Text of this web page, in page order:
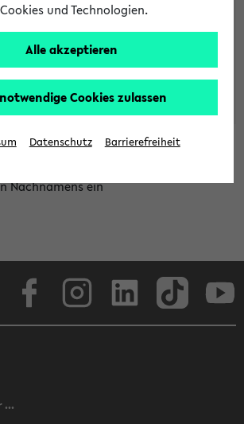
aus und/oder geben Sie einen
Nachnamens ein
...
und Technologien.
Alle akzeptieren
Cookies zulassen
Datenschutz Barrierefreiheit